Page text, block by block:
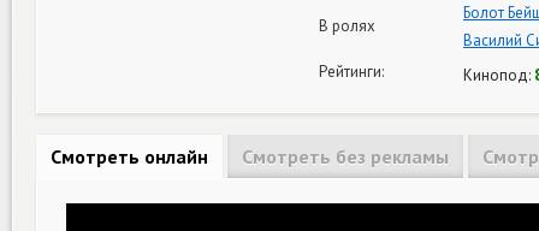
В ролях
Болот
Василий
Рейтинги:
Кинопод:
Смотреть онлайн Смотреть без рекламы